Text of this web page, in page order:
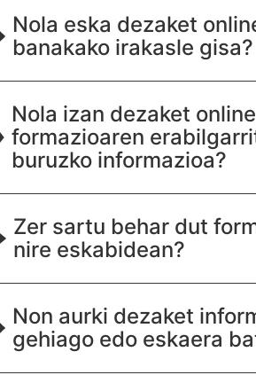
Nola eska dezaket
banakako irakasle gisa?
Nola izan dezaket online
formazioaren
buruzko informazioa?
Zer sartu behar dut
nire eskabidean?
Non aurki dezaket
gehiago edo eskaera